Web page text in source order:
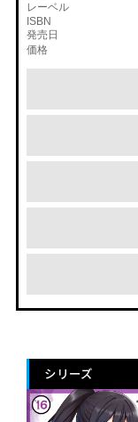
レーベル
ISBN
発売日
価格
シリーズ